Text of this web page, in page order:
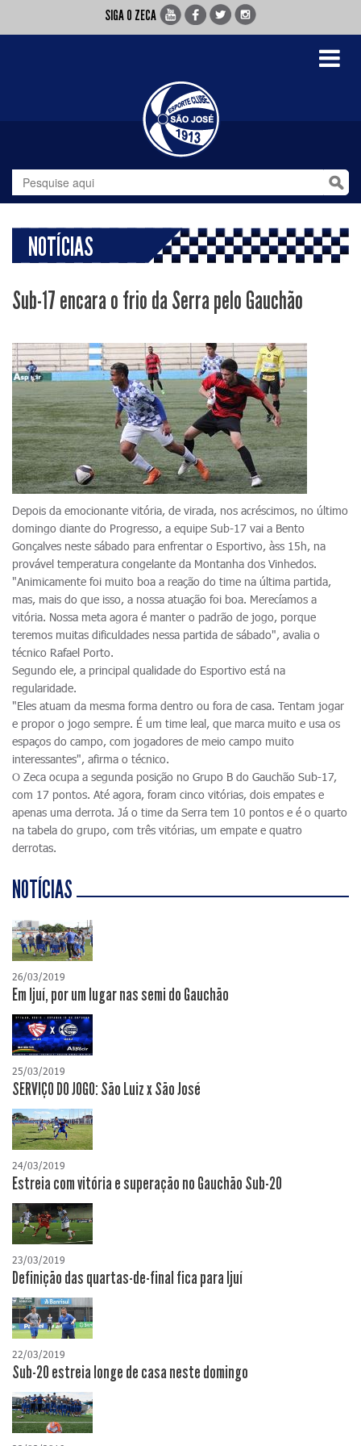
SIGA O ZECA
Toggle
NOTÍCIAS
Sub-17 encara o frio da Serra pelo Gauchão
Depois da emocionante vitória, de virada, nos acréscimos, no último
domingo diante do Progresso, a equipe Sub-17 vai a Bento
Gonçalves neste sábado para enfrentar o Esportivo, àss 15h, na
provável temperatura congelante da Montanha dos Vinhedos.
"Animicamente foi muito boa a reação do time na última partida,
mas, mais do que isso, a nossa atuação foi boa. Merecíamos a
vitória. Nossa meta agora é manter o padrão de jogo, porque
teremos muitas dificuldades nessa partida de sábado", avalia o
técnico Rafael Porto.
Segundo ele, a principal qualidade do Esportivo está na
regularidade.
"Eles atuam da mesma forma dentro ou fora de casa. Tentam jogar
e propor o jogo sempre. É um time leal, que marca muito e usa os
espaços do campo, com jogadores de meio campo muito
interessantes", afirma o técnico.
O Zeca ocupa a segunda posição no Grupo B do Gauchão Sub-17,
com 17 pontos. Até agora, foram cinco vitórias, dois empates e
apenas uma derrota. Já o time da Serra tem 10 pontos e é o quarto
na tabela do grupo, com três vitórias, um empate e quatro
derrotas.
NOTÍCIAS
26/03/2019
Em Ijuí, por um lugar nas semi do Gauchão
25/03/2019
SERVIÇO DO JOGO: São Luiz x São José
24/03/2019
Estreia com vitória e superação no Gauchão Sub-20
23/03/2019
Definição das quartas-de-final fica para Ijuí
22/03/2019
Sub-20 estreia longe de casa neste domingo